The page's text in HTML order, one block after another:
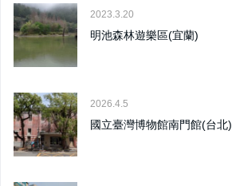
2023.3.20
明池森林遊樂區(宜蘭)
2026.4.5
國立臺灣博物館南門館(台北)